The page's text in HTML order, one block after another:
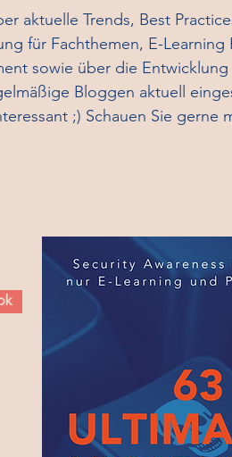
aktuelle Trends, Best
für Fachthemen, E-Learning
sowie über die Entwicklung
Bloggen aktuell
;) Schauen Sie gerne